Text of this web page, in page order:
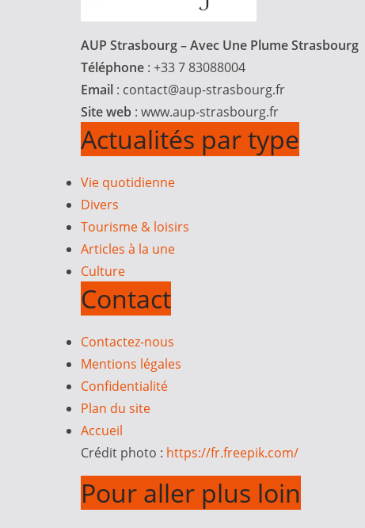
AUP Strasbourg – Avec Une Plume Strasbourg
Téléphone : +33 7 83088004
Email : contact@aup-strasbourg.fr
Site web : www.aup-strasbourg.fr
Actualités par type
Vie quotidienne
Divers
Tourisme & loisirs
Articles à la une
Culture
Contact
Contactez-nous
Mentions légales
Confidentialité
Plan du site
Accueil
Crédit photo : https://fr.freepik.com/
Pour aller plus loin